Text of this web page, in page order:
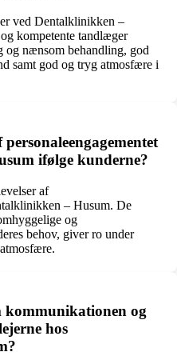
ved Dentalklinikken –
kompetente tandlæger
og nænsom behandling, god
samt god og tryg atmosfære i
ifølge kunderne?
af
– Husum. De
og
behov, giver ro under
kommunikationen og
hos